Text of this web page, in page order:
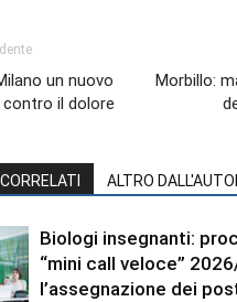
un nuovo
il dolore
Morbillo:
ALTRO
Biologi insegnanti:
“mini call veloce”
l’assegnazione dei